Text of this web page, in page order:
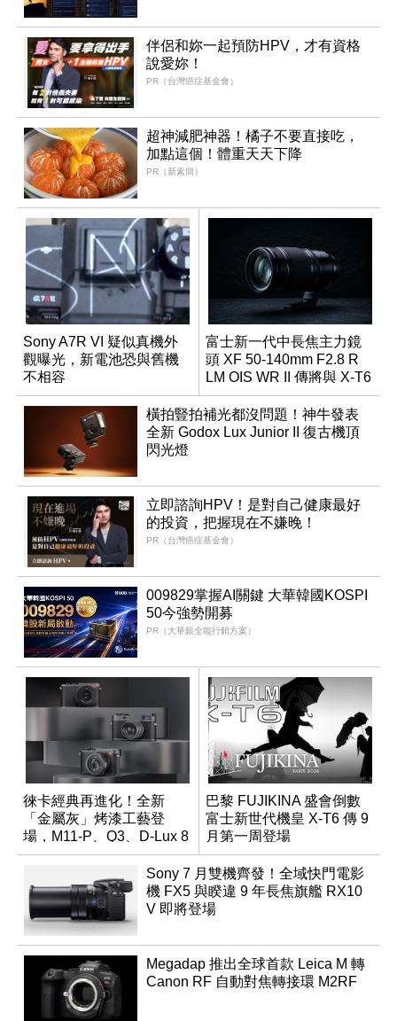
伴侶和妳一起預防HPV，才有資格
說愛妳！
PR（台灣癌症基金會）
超神減肥神器！橘子不要直接吃，
加點這個！體重天天下降
PR（新素簡）
Sony A7R VI 疑似真機外
觀曝光，新電池恐與舊機
不相容
富士新一代中長焦主力鏡
頭 XF 50-140mm F2.8 R
LM OIS WR II 傳將與 X-T6
同步亮相
橫拍豎拍補光都沒問題！神牛發表
全新 Godox Lux Junior II 復古機頂
閃光燈
立即諮詢HPV！是對自己健康最好
的投資，把握現在不嫌晚！
PR（台灣癌症基金會）
009829掌握AI關鍵 大華韓國KOSPI
50今強勢開募
PR（大華銀全能行銷方案）
徠卡經典再進化！全新
「金屬灰」烤漆工藝登
場，M11-P、Q3、D-Lux 8
領銜換裝
巴黎 FUJIKINA 盛會倒數
富士新世代機皇 X-T6 傳 9
月第一周登場
Sony 7 月雙機齊發！全域快門電影
機 FX5 與睽違 9 年長焦旗艦 RX10
V 即將登場
Megadap 推出全球首款 Leica M 轉
Canon RF 自動對焦轉接環 M2RF